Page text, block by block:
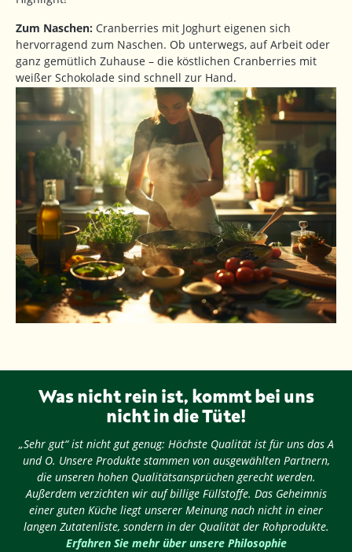
Zum Naschen: Cranberries mit Joghurt eigenen sich
hervorragend zum Naschen. Ob unterwegs, auf Arbeit oder
ganz gemütlich Zuhause – die köstlichen Cranberries mit
weißer Schokolade sind schnell zur Hand.
Was nicht rein ist, kommt bei uns
nicht in die Tüte!
„Sehr gut“ ist nicht gut genug: Höchste Qualität ist für uns das A
und O. Unsere Produkte stammen von ausgewählten Partnern,
die unseren hohen Qualitätsansprüchen gerecht werden.
Außerdem verzichten wir auf billige Füllstoffe. Das Geheimnis
einer guten Küche liegt unserer Meinung nach nicht in einer
langen Zutatenliste, sondern in der Qualität der Rohprodukte.
Erfahren Sie mehr über unsere Philosophie